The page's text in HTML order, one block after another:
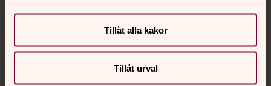
Tillåt alla kakor
Tillåt urval
Kalender